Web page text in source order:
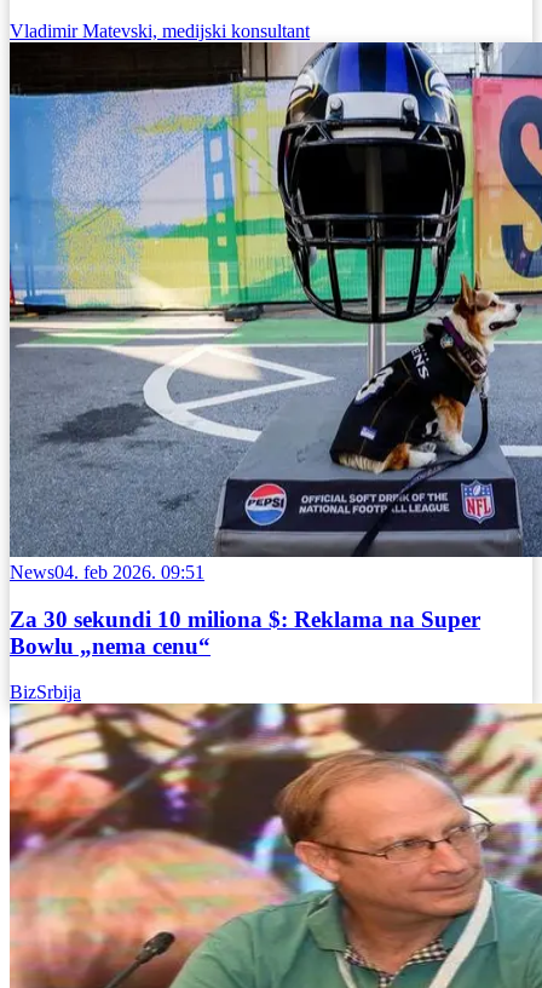
Vladimir Matevski, medijski konsultant
News04. feb 2026. 09:51
Za 30 sekundi 10 miliona $: Reklama na Super
Bowlu „nema cenu“
BizSrbija